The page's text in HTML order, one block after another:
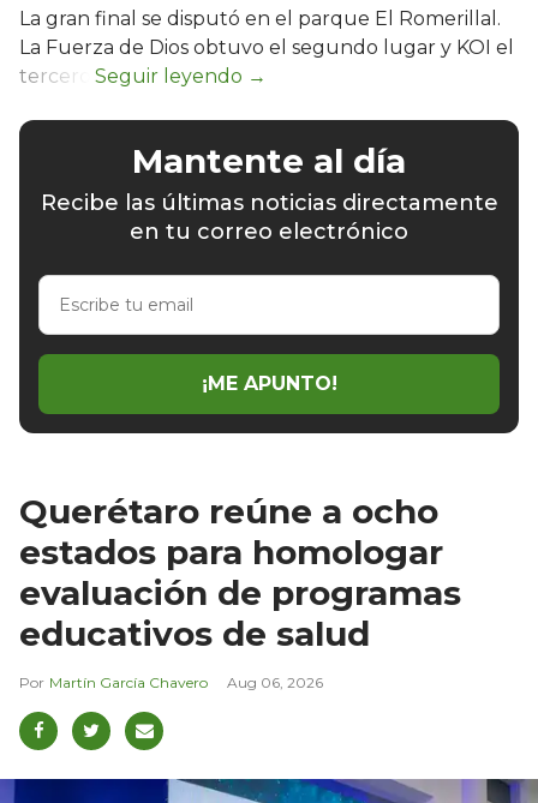
La gran final se disputó en el parque El Romerillal.
La Fuerza de Dios obtuvo el segundo lugar y KOI el
tercero.
Mantente al día
Recibe las últimas noticias directamente
en tu correo electrónico
Escribe
email
¡ME APUNTO!
Querétaro reúne a ocho
estados para homologar
evaluación de programas
educativos de salud
Martín García Chavero Aug 06, 2026